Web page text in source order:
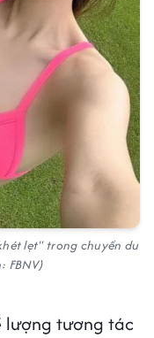
lẹt" trong chuyến du
FBNV)
lượng tương tác